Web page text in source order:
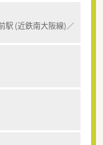
駅 (近鉄南大阪線)／